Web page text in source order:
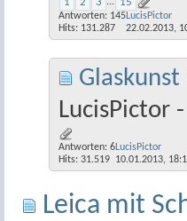
Antworten: 145
Hits: 131.287
LucisPictor
22.02.2013,
LucisPictor
Antworten: 6
Hits: 31.519
LucisPictor
10.01.2013,
Leica mit